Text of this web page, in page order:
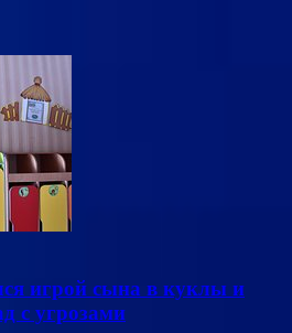
игрой сына в куклы и
с угрозами